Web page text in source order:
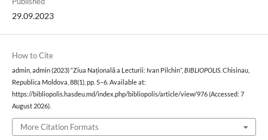
29.09.2023
How to Cite
admin, admin (2023) “Ziua Națională a Lecturii: Ivan Pilchin”, BIBLIOPOLIS. Chisinau,
Republica Moldova, 88(1), pp. 5–6. Available at:
https://bibliopolis.hasdeu.md/index.php/bibliopolis/article/view/976 (Accessed: 7
August 2026).
More Citation Formats